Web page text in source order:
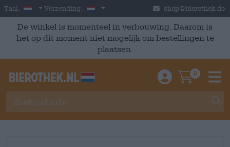
Skip to main content
Taal: Dutch
Verzending: Nederland shop@bierothek.de
De winkel is momenteel in verbouwing. Daarom is
het op dit moment niet mogelijk om bestellingen te
plaatsen.
Einloggen /
0